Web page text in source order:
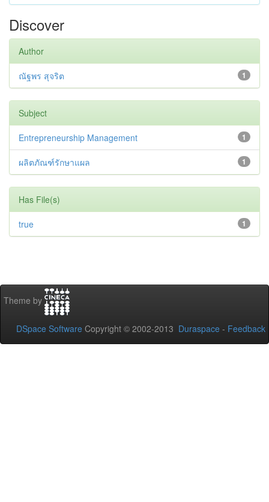
Discover
Author
1
ณัฐพร สุจริต
Subject
1
Entrepreneurship Management
1
ผลิตภัณฑ์รักษาแผล
Has File(s)
1
true
Theme by
DSpace Software Copyright © 2002-2013 Duraspace - Feedback